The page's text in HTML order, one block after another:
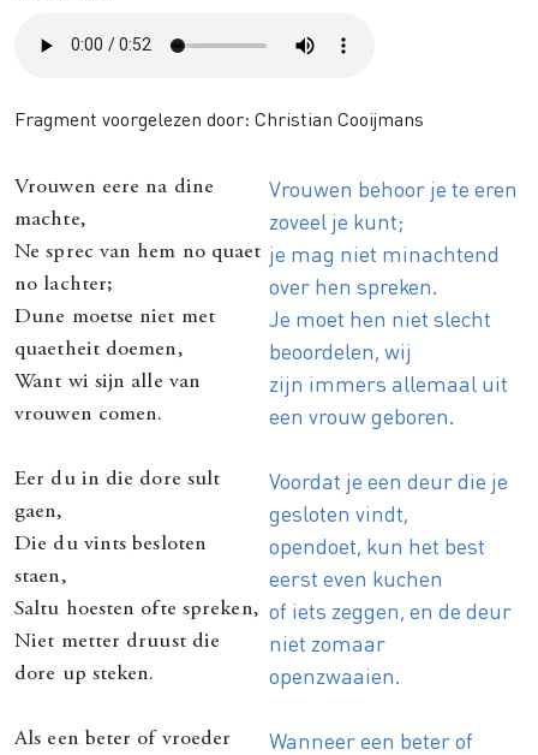
file
Fragment voorgelezen door: Christian Cooijmans
Vrouwen eere na dine
machte,
Ne sprec van hem no quaet
no lachter;
Dune moetse niet met
quaetheit doemen,
Want wi sijn alle van
vrouwen comen.
Eer du in die dore sult
gaen,
Die du vints besloten
staen,
Saltu hoesten ofte spreken,
Niet metter druust die
dore up steken.
Als een beter of vroeder
Vrouwen behoor je te eren
zoveel je kunt;
je mag niet minachtend
over hen spreken.
Je moet hen niet slecht
beoordelen, wij
zijn immers allemaal uit
een vrouw geboren.
Voordat je een deur die je
gesloten vindt,
opendoet, kun het best
eerst even kuchen
of iets zeggen, en de deur
niet zomaar
openzwaaien.
Wanneer een beter of